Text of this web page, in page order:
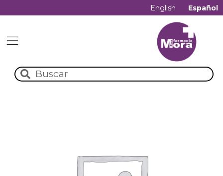
English Español